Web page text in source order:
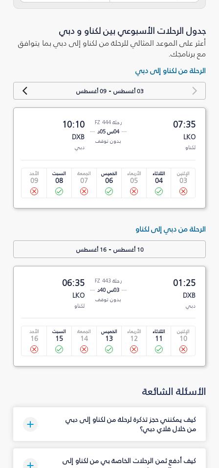
جدول الرحلات الأسبوعي بين لكناو و دبي
أعثر على الموعد المثالي للرحلة من لكناو إلى دبي بما يتوافق
مع برنامجك.
الرحلة من لكناو إلى دبي
03 أغسطس -09 أغسطس
07:35
LKO
لكناو
رحلة FZ 444
04س 05د
بدون توقف
10:10
DXB
دبي
الإثنين
03
الثلاثاء
04
الأربعاء
05
الخميس
06
الجمعة
07
السبت
08
الأحد
09
الرحلة من دبي إلى لكناو
10 أغسطس -16 أغسطس
01:25
DXB
دبي
رحلة FZ 443
03س 40د
بدون توقف
06:35
LKO
لكناو
الإثنين
10
الثلاثاء
11
الأربعاء
12
الخميس
13
الجمعة
14
السبت
15
الأحد
16
الأسئلة الشائعة
كيف يمكنني حجز تذكرة لرحلة من لكناو إلى دبي
من خلال فلاي دبي؟
كيف أدفع ثمن الرحلات الخاصة بي من لكناو إلى